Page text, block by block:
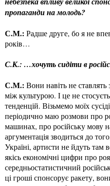
пропаганди на молодь?
С.М.: Радше друге, бо я не
років…
С.К.: …хочуть сидіти в
С.М.: Вони навіть не
між культурою. І це не
тенденцій. Візьмемо моїх
періодично маю розмови про
машинах, про російську мову
аргументація зводиться до
Україні, артисти не йдуть
якісь економічні цифри про
середньостатистичний
ці гроші спонсорує ракету,